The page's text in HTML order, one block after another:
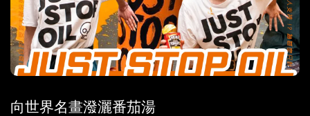
向世界名畫潑灑番茄湯